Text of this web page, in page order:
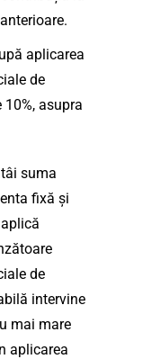
aplicarea
de
asupra
suma
fixă și
de
intervine
mai mare
aplicarea